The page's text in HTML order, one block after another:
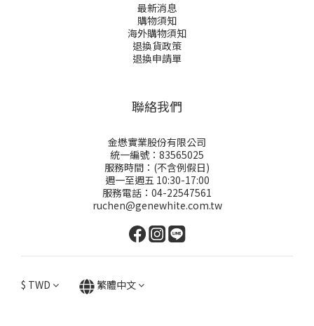
最新消息
購物須知
海外購物須知
退換貨政策
退換申請單
聯絡我們
金懋實業股份有限公司
統一編號：83565025
服務時間：(不含例假日)
週一至週五 10:30-17:00
服務電話：04-22547561
ruchen@genewhite.com.tw
$ TWD 繁體中文